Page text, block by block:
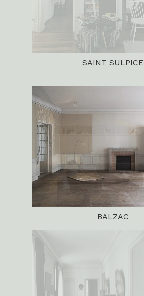
SAINT SULPICE
BALZAC